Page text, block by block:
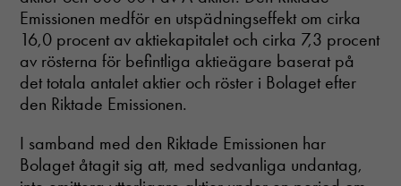
Emissionen medför en utspädningseffekt om cirka
16,0 procent av aktiekapitalet och cirka 7,3 procent
av rösterna för befintliga aktieägare baserat på
det totala antalet aktier och röster i Bolaget efter
den Riktade Emissionen.
I samband med den Riktade Emissionen har
Bolaget åtagit sig att, med sedvanliga undantag,